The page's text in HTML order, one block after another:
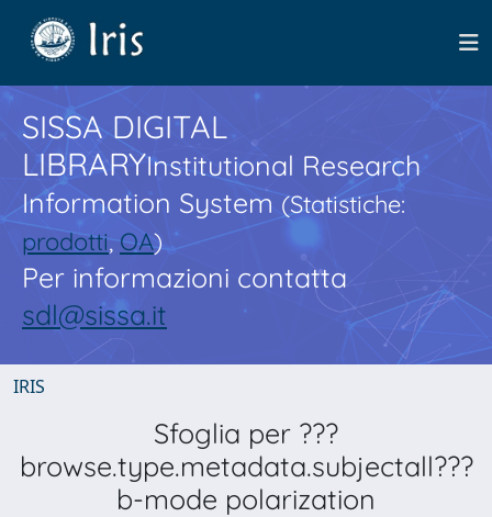
SISSA DIGITAL
LIBRARYInstitutional Research
Information System(Statistiche:
prodotti,OA)
Per informazioni contatta
sdl@sissa.it
IRIS
Sfoglia per ???
browse.type.metadata.subjectall???
b-mode polarization